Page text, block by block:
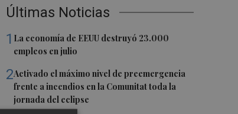
Últimas Noticias
1 La economía de EEUU destruyó 23.000
empleos en julio
2Activado el máximo nivel de preemergencia
frente a incendios en la Comunitat toda la
jornada del eclipse